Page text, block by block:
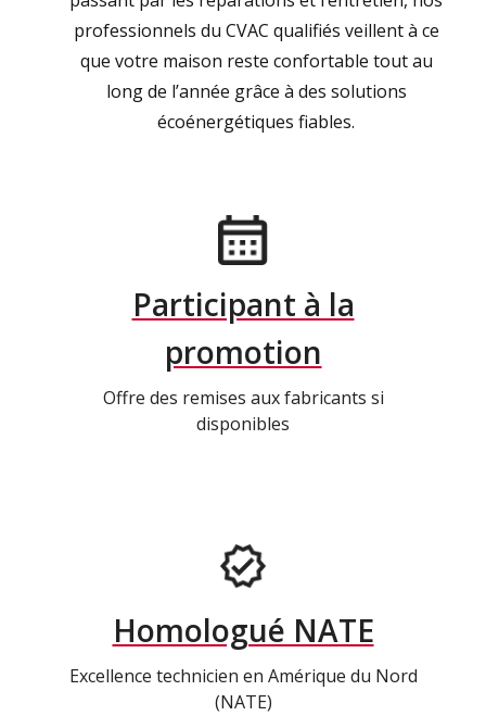
professionnels du CVAC qualifiés veillent à ce
que votre maison reste confortable tout au
long de l’année grâce à des solutions
écoénergétiques fiables.
Participant à la
promotion
Offre des remises aux fabricants si
disponibles
Homologué NATE
Excellence technicien en Amérique du Nord
(NATE)